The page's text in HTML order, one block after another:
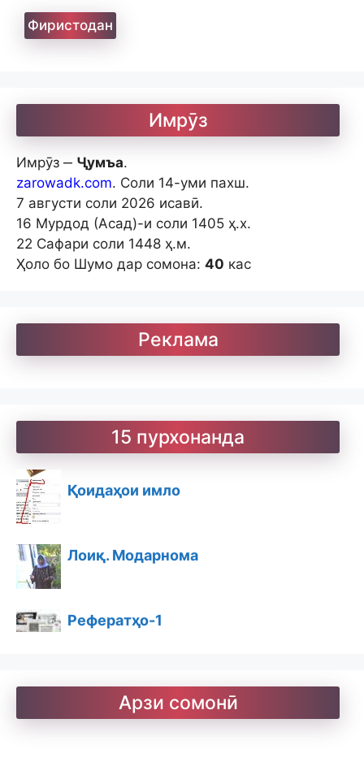
Имрӯз
Имрӯз ‒ Ҷумъа.
zarowadk.com. Соли 14-уми пахш.
7 августи соли 2026 исавӣ.
16 Мурдод (Асад)-и соли 1405 ҳ.х.
22 Сафари соли 1448 ҳ.м.
Ҳоло бо Шумо дар сомона: 40 кас
Реклама
15 пурхонанда
Айнӣ. Ёддоштҳо
Ашъори садаи бист
Ашъори бостон
Дарсномаҳо
Арзи сомонӣ